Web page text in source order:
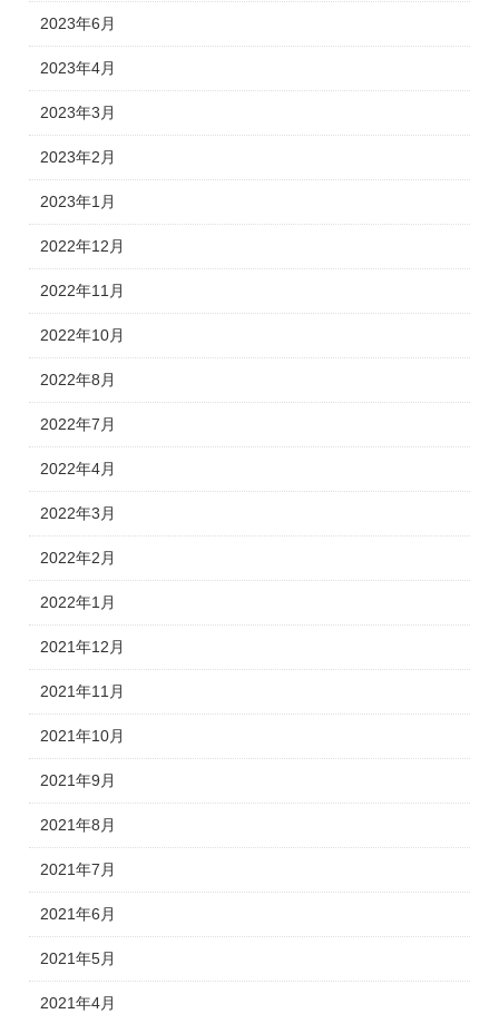
2023年6月
2023年4月
2023年3月
2023年2月
2023年1月
2022年12月
2022年11月
2022年10月
2022年8月
2022年7月
2022年4月
2022年3月
2022年2月
2022年1月
2021年12月
2021年11月
2021年10月
2021年9月
2021年8月
2021年7月
2021年6月
2021年5月
2021年4月